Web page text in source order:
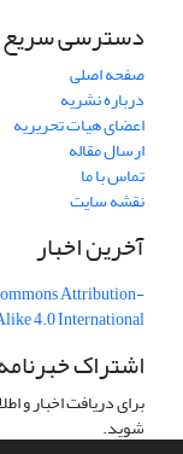
دسترسی سریع
صفحه اصلی
درباره نشریه
اعضای هیات تحریریه
ارسال مقاله
تماس با ما
نقشه سایت
آخرین اخبار
Attribution-
4.0 International
اشتراک
برای دریافت اخبار و
شوید.